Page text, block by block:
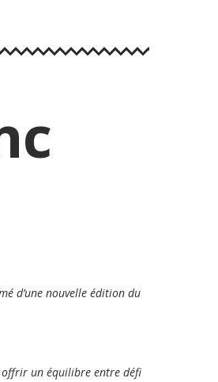
d’une nouvelle édition du
offrir un équilibre entre défi